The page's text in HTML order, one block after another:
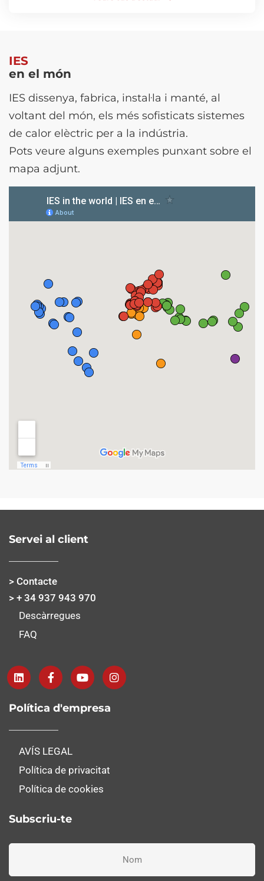
IES
en el món
IES dissenya, fabrica, instal·la i manté, al
voltant del món, els més sofisticats sistemes
de calor elèctric per a la indústria.
Pots veure alguns exemples punxant sobre el
mapa adjunt.
Servei al client
> Contacte
> + 34 937 943 970
Descàrregues
FAQ
Política d'empresa
AVÍS LEGAL
Política de privacitat
Política de cookies
Subscriu-te